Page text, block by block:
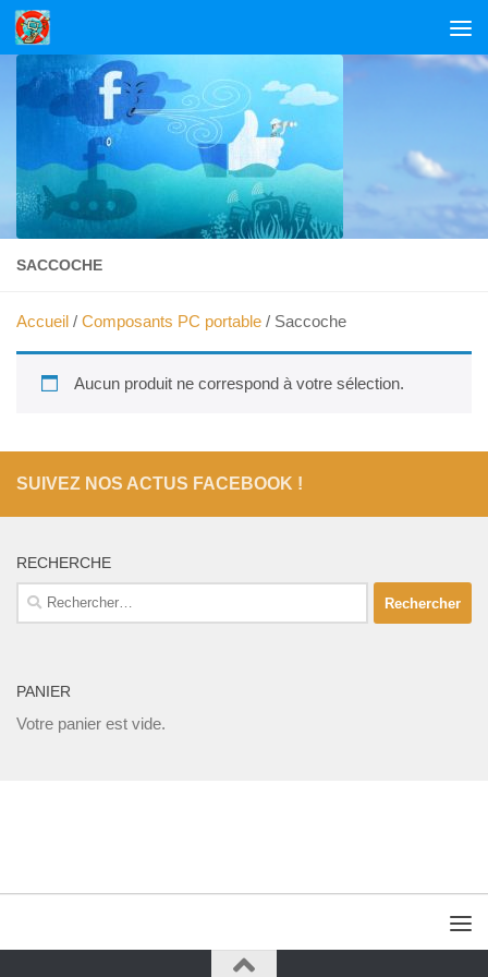
Skip to content
SACCOCHE
Accueil / Composants PC portable / Saccoche
Aucun produit ne correspond à votre sélection.
SUIVEZ NOS ACTUS FACEBOOK !
RECHERCHE
Rechercher :
PANIER
Votre panier est vide.